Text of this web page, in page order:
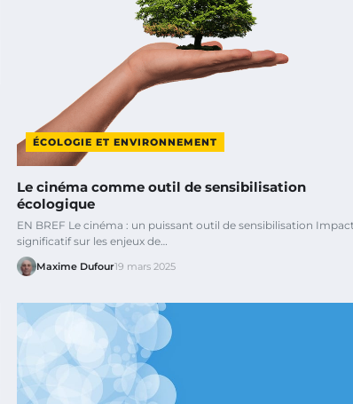
ÉCOLOGIE ET ENVIRONNEMENT
Le cinéma comme outil de sensibilisation
écologique
EN BREF Le cinéma : un puissant outil de sensibilisation
significatif sur les enjeux de…
Maxime Dufour19 mars 2025